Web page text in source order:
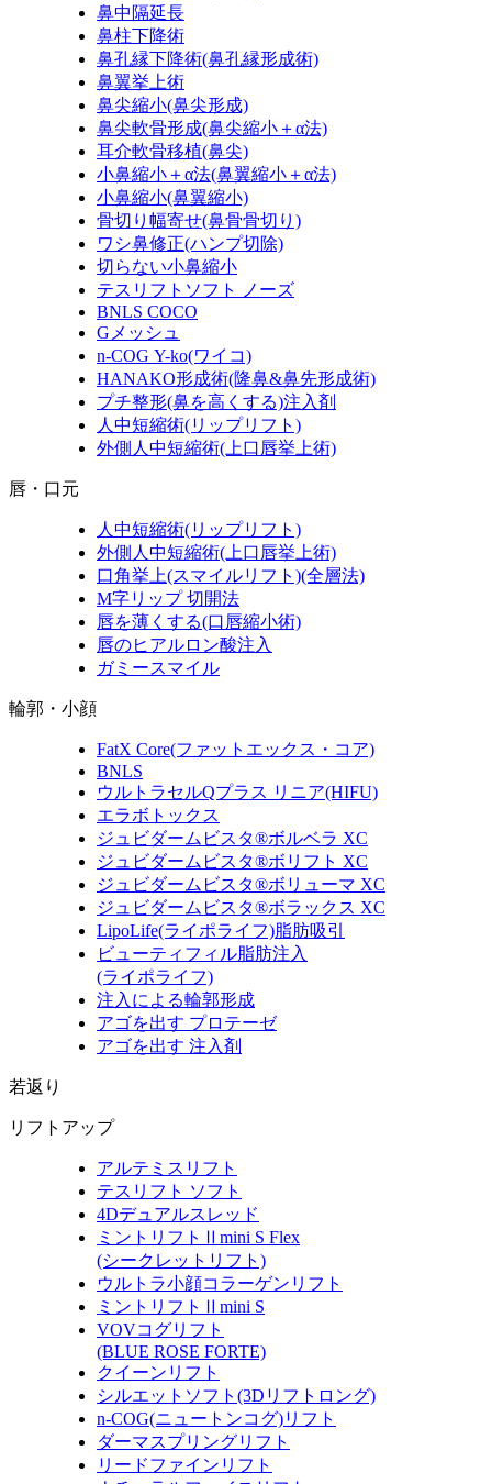
鼻中隔延長
鼻柱下降術
鼻孔縁下降術(鼻孔縁形成術)
鼻翼挙上術
鼻尖縮小(鼻尖形成)
鼻尖軟骨形成(鼻尖縮小＋α法)
耳介軟骨移植(鼻尖)
小鼻縮小＋α法(鼻翼縮小＋α法)
小鼻縮小(鼻翼縮小)
骨切り幅寄せ(鼻骨骨切り)
ワシ鼻修正(ハンプ切除)
切らない小鼻縮小
テスリフトソフト ノーズ
BNLS COCO
Gメッシュ
n-COG Y-ko(ワイコ)
HANAKO形成術(隆鼻&鼻先形成術)
プチ整形(鼻を高くする)注入剤
人中短縮術(リップリフト)
外側人中短縮術(上口唇挙上術)
唇・口元
人中短縮術(リップリフト)
外側人中短縮術(上口唇挙上術)
口角挙上(スマイルリフト)(全層法)
M字リップ 切開法
唇を薄くする(口唇縮小術)
唇のヒアルロン酸注入
ガミースマイル
輪郭・小顔
FatX Core(ファットエックス・コア)
BNLS
ウルトラセルQプラス リニア(HIFU)
エラボトックス
ジュビダームビスタ®ボルベラ XC
ジュビダームビスタ®ボリフト XC
ジュビダームビスタ®ボリューマ XC
ジュビダームビスタ®ボラックス XC
LipoLife(ライポライフ)脂肪吸引
ビューティフィル脂肪注入
(ライポライフ)
注入による輪郭形成
アゴを出す プロテーゼ
アゴを出す 注入剤
若返り
リフトアップ
アルテミスリフト
テスリフト ソフト
4Dデュアルスレッド
ミントリフトⅡmini S Flex
(シークレットリフト)
ウルトラ小顔コラーゲンリフト
ミントリフトⅡmini S
VOVコグリフト
(BLUE ROSE FORTE)
クイーンリフト
シルエットソフト (3Dリフトロング)
n-COG(ニュートンコグ)リフト
ダーマスプリングリフト
リードファインリフト